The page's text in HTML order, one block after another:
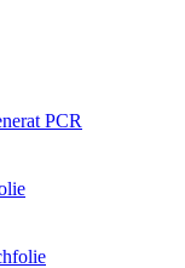
PCR